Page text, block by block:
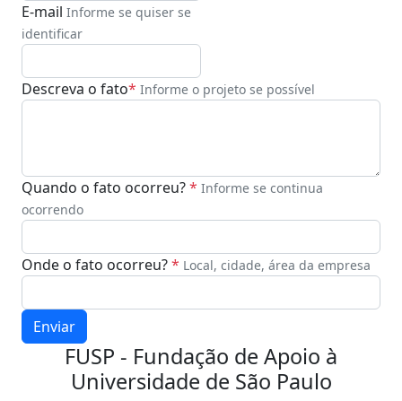
E-mail Informe se quiser se
identificar
Descreva o fato* Informe o projeto se possível
Quando o fato ocorreu?* Informe se continua
ocorrendo
Onde o fato ocorreu?* Local, cidade, área da empresa
Enviar
FUSP - Fundação de Apoio à
Universidade de São Paulo